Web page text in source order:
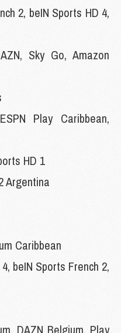
2, beIN Sports HD 4,
Sky Go, Amazon
ESPN Play Caribbean,
HD 1
Argentina
Caribbean
beIN Sports French 2,
DAZN Belgium, Play